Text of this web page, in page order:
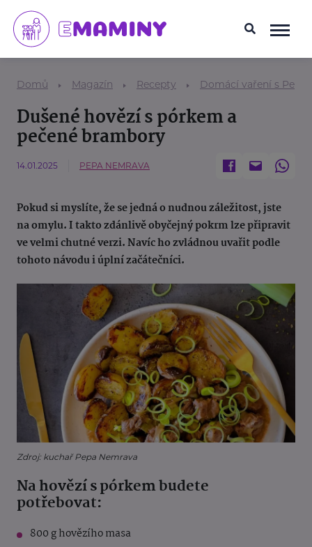
Domů Magazín Recepty Domácí vaření s
Dušené hovězí s pórkem a
pečené brambory
14.01.2025 PEPA NEMRAVA
Pokud si myslíte, že se jedná o nudnou záležitost, jste
na omylu. I takto zdánlivě obyčejný pokrm lze připravit
ve velmi chutné verzi. Navíc ho zvládnou uvařit podle
tohoto návodu i úplní začátečníci.
Zdroj: kuchař Pepa Nemrava
Na hovězí s pórkem budete
potřebovat:
800 g hovězího masa